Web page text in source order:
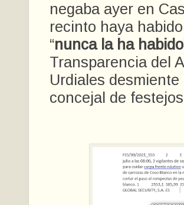
negaba ayer en
recinto haya
“nunca la ha habido
Transparencia del
Urdiales
concejal de